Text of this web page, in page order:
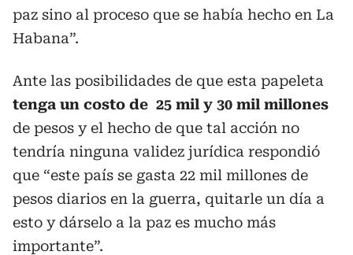
paz sino al proceso que se había hecho en La
Habana”.
Ante las posibilidades de que esta papeleta
tenga un costo de 25 mil y 30 mil millones
de pesos y el hecho de que tal acción no
tendría ninguna validez jurídica respondió
que “este país se gasta 22 mil millones de
pesos diarios en la guerra, quitarle un día a
esto y dárselo a la paz es mucho más
importante”.